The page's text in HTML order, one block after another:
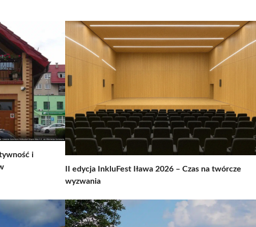
i
II edycja InkluFest Iława 2026 – Czas na twórcze
wyzwania